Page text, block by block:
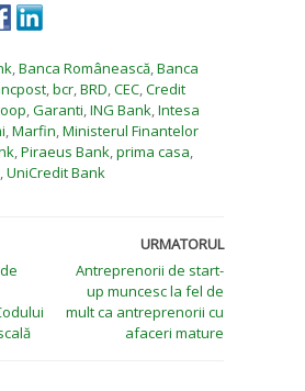
,Banca Românească,Banca
,bcr,BRD,CEC,Credit
,Garanti,ING Bank,Intesa
,Marfin,Ministerul Finantelor
,Piraeus Bank,prima casa,
,UniCredit Bank
URMATORUL
Antreprenorii de start-
up muncesc la fel de
mult ca antreprenorii cu
afaceri mature